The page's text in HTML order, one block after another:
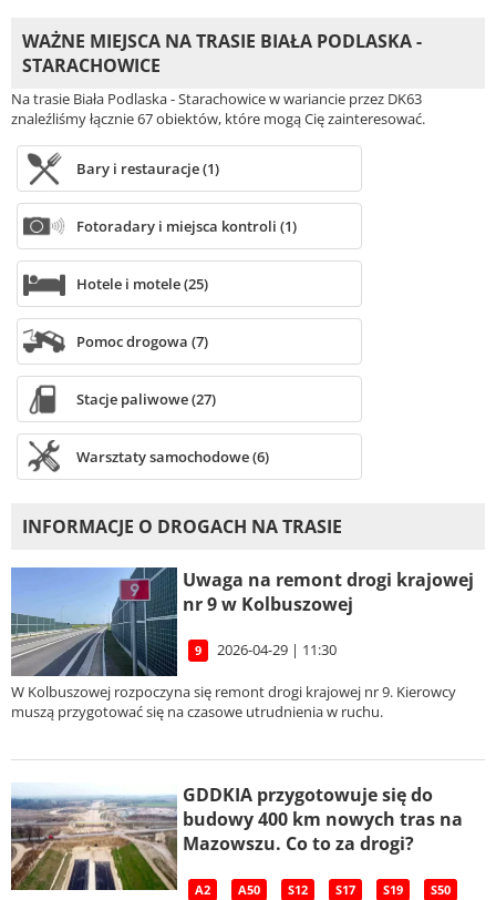
WAŻNE MIEJSCA NA TRASIE BIAŁA PODLASKA -
STARACHOWICE
Na trasie Biała Podlaska - Starachowice w wariancie przez DK63
znaleźliśmy łącznie 67 obiektów, które mogą Cię zainteresować.
Bary i restauracje (1)
Fotoradary i miejsca kontroli (1)
Hotele i motele (25)
Pomoc drogowa (7)
Stacje paliwowe (27)
Warsztaty samochodowe (6)
INFORMACJE O DROGACH NA TRASIE
Uwaga na remont drogi krajowej
nr 9 w Kolbuszowej
9 2026-04-29 | 11:30
W Kolbuszowej rozpoczyna się remont drogi krajowej nr 9. Kierowcy
muszą przygotować się na czasowe utrudnienia w ruchu.
GDDKIA przygotowuje się do
budowy 400 km nowych tras na
Mazowszu. Co to za drogi?
A2 A50 S12 S17 S19 S50